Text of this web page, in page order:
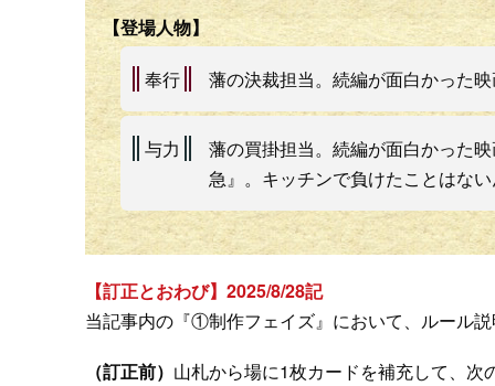
【登場人物】
奉行 藩の決裁担当。続編が面白かった
与力
藩の買掛担当。続編が面白かった
急』。キッチンで負けたことはな
【訂正とおわび】2025/8/28記
当記事内の『①制作フェイズ』において、ルール
（訂正前） 山札から場に1枚カードを補充して、